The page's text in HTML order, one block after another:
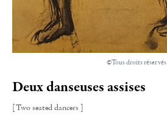
©Tous droits réservés
Deux danseuses assises
[Two seated dancers ]